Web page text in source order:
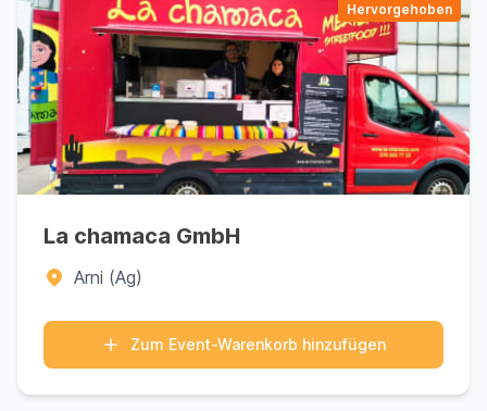
Hervorgehoben
La chamaca GmbH
Arni (Ag)
Zum Event-Warenkorb hinzufügen